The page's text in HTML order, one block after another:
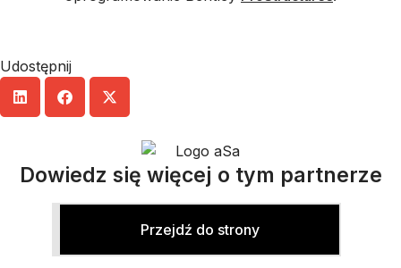
Udostępnij
Dowiedz się więcej o tym partnerze
Przejdź do strony